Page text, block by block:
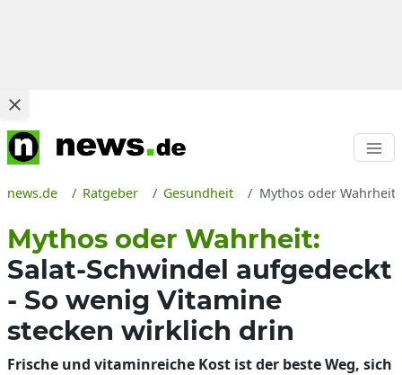
news.de Ratgeber Gesundheit Mythos oder Wahrheit
Mythos oder Wahrheit:
Salat-Schwindel aufgedeckt
- So wenig Vitamine
stecken wirklich drin
Frische und vitaminreiche Kost ist der beste Weg, sich